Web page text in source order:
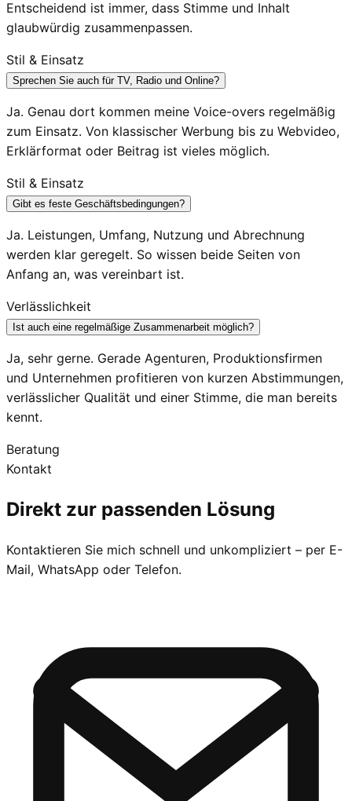
Entscheidend ist immer, dass Stimme und Inhalt
glaubwürdig zusammenpassen.
Stil & Einsatz
Sprechen Sie auch für TV, Radio und Online?
Ja. Genau dort kommen meine Voice-overs regelmäßig
zum Einsatz. Von klassischer Werbung bis zu Webvideo,
Erklärformat oder Beitrag ist vieles möglich.
Stil & Einsatz
Gibt es feste Geschäftsbedingungen?
Ja. Leistungen, Umfang, Nutzung und Abrechnung
werden klar geregelt. So wissen beide Seiten von
Anfang an, was vereinbart ist.
Verlässlichkeit
Ist auch eine regelmäßige Zusammenarbeit möglich?
Ja, sehr gerne. Gerade Agenturen, Produktionsfirmen
und Unternehmen profitieren von kurzen Abstimmungen,
verlässlicher Qualität und einer Stimme, die man bereits
kennt.
Beratung
Kontakt
Direkt zur passenden Lösung
Kontaktieren Sie mich schnell und unkompliziert – per E-
Mail, WhatsApp oder Telefon.